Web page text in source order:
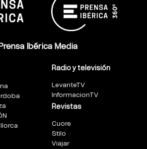
Ibérica Media
Radio y televisión
LevanteTV
InformacionTV
Revistas
Cuore
Stilo
Viajar